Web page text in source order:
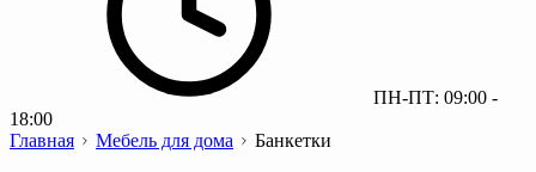
ПН-ПТ: 09:00 -
18:00
Главная
Мебель для дома Банкетки